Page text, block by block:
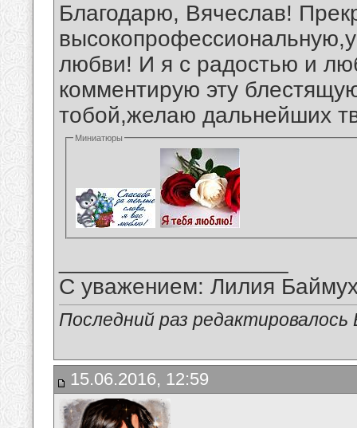
Благодарю, Вячеслав!
любви! И я с радостью и
комментирую эту
тобой,желаю дальнейших
Миниатюры
С уважением: Лилия
Последний раз
15.06.2016, 12:59